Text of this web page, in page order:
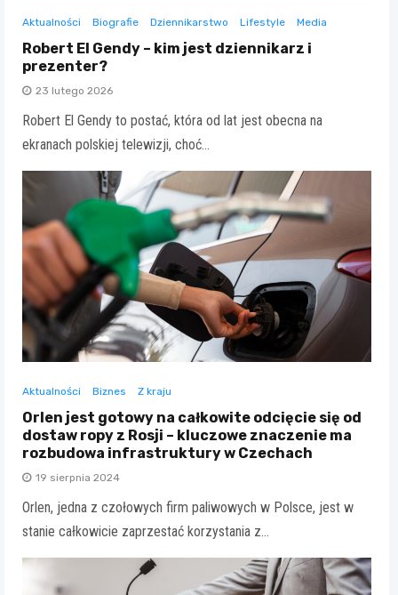
Aktualności Biografie Dziennikarstwo Lifestyle Media
Robert El Gendy – kim jest dziennikarz i
prezenter?
23 lutego 2026
Robert El Gendy to postać, która od lat jest obecna na
ekranach polskiej telewizji, choć…
Aktualności Biznes Z kraju
Orlen jest gotowy na całkowite odcięcie się od
dostaw ropy z Rosji – kluczowe znaczenie ma
rozbudowa infrastruktury w Czechach
19 sierpnia 2024
Orlen, jedna z czołowych firm paliwowych w Polsce, jest w
stanie całkowicie zaprzestać korzystania z…